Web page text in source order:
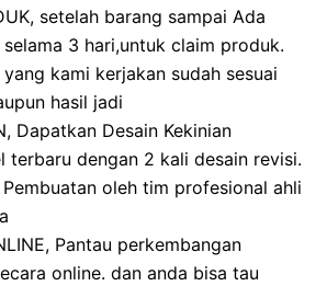
setelah barang sampai Ada
3 hari,untuk claim produk.
kami kerjakan sudah sesuai
hasil jadi
Dapatkan Desain Kekinian
terbaru dengan 2 kali desain revisi.
Pembuatan oleh tim profesional ahli
Pantau perkembangan
online. dan anda bisa tau